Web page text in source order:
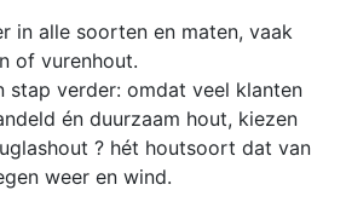
in alle soorten en maten, vaak
of vurenhout.
stap verder: omdat veel klanten
én duurzaam hout, kiezen
? hét houtsoort dat van
weer en wind.